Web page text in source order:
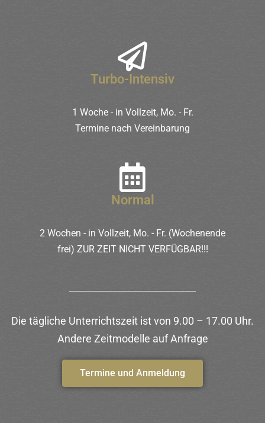
Turbo-Intensiv
1 Woche - in Vollzeit, Mo. - Fr.
Termine nach Vereinbarung
Normal
2 Wochen - in Vollzeit, Mo. - Fr. (Wochenende
frei) ZUR ZEIT NICHT VERFÜGBAR!!!
Die tägliche Unterrichtszeit ist von 9.00 – 17.00 Uhr.
Andere Zeitmodelle auf Anfrage
Termine und Anmeldung